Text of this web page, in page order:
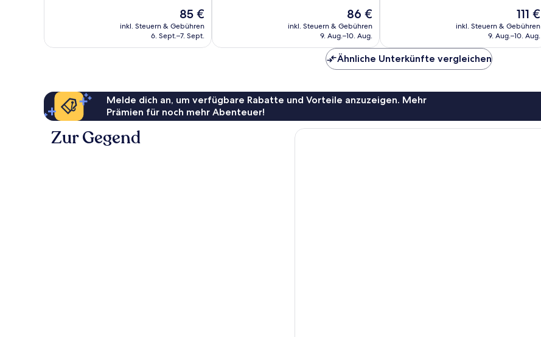
Der
Preis
beträgt
85 €
inkl. Steuern & Gebühren
6. Sept.–7. Sept.
Der
Preis
beträgt
86 €
inkl. Steuern & Gebühren
9. Aug.–10. Aug.
Der
Preis
beträgt
111 €
inkl. Steuern & Gebühren
9. Aug.–10. Aug.
Ähnliche Unterkünfte vergleichen
Melde dich an, um verfügbare Rabatte und Vorteile anzuzeigen. Mehr
Prämien für noch mehr Abenteuer!
Zur Gegend